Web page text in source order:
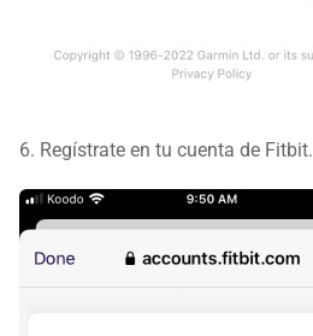
6. Regístrate en tu cuenta de Fitbit.